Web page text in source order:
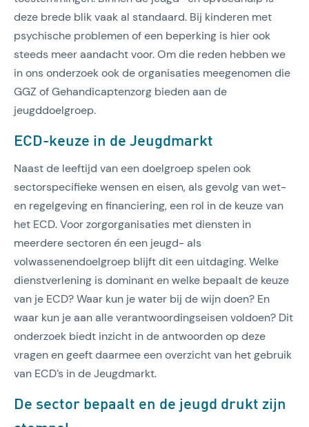
deze brede blik vaak al standaard. Bij kinderen met
psychische problemen of een beperking is hier ook
steeds meer aandacht voor. Om die reden hebben we
in ons onderzoek ook de organisaties meegenomen die
GGZ of Gehandicaptenzorg bieden aan de
jeugddoelgroep.
ECD-keuze in de Jeugdmarkt
Naast de leeftijd van een doelgroep spelen ook
sectorspecifieke wensen en eisen, als gevolg van wet-
en regelgeving en financiering, een rol in de keuze van
het ECD. Voor zorgorganisaties met diensten in
meerdere sectoren én een jeugd- als
volwassenendoelgroep blijft dit een uitdaging. Welke
dienstverlening is dominant en welke bepaalt de keuze
van je ECD? Waar kun je water bij de wijn doen? En
waar kun je aan alle verantwoordingseisen voldoen? Dit
onderzoek biedt inzicht in de antwoorden op deze
vragen en geeft daarmee een overzicht van het gebruik
van ECD’s in de Jeugdmarkt.
De sector bepaalt en de jeugd drukt zijn